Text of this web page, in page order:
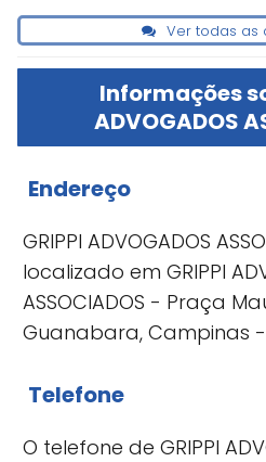
Ver todas as
Informações
ADVOGADOS
Endereço
GRIPPI ADVOGADOS
localizado em GRIPPI
ASSOCIADOS - Praça
Guanabara, Campinas -
Telefone
O telefone de GRIPPI